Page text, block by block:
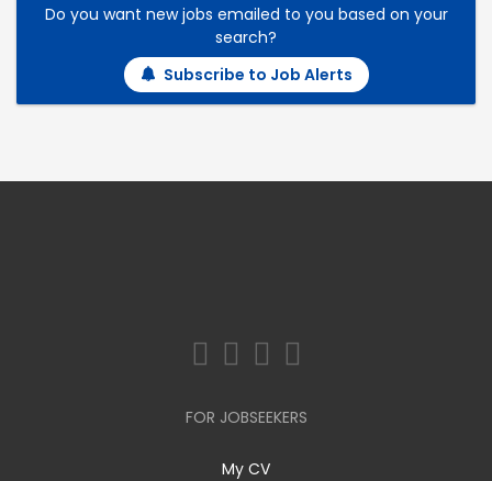
Do you want new jobs emailed to you based on your
search?
Subscribe to Job Alerts
FOR JOBSEEKERS
My CV